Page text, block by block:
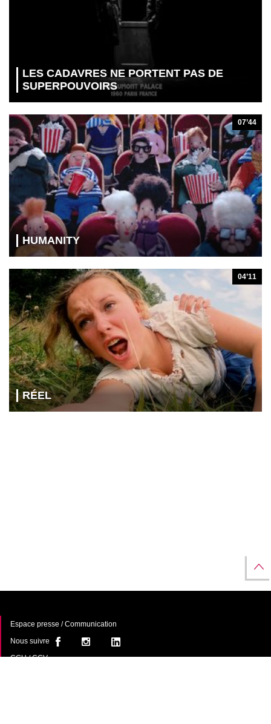
LES CADAVRES NE PORTENT PAS DE
SUPERPOUVOIRS
HUMANITY
07’44
RÉEL
04’11
Espace presse / Communication
Nous suivre
CGU / CGV